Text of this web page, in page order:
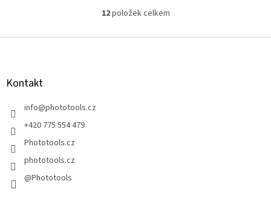
Barva zelená klíčovací.
O
l
12položek celkem
Z
Kontakt
info@phototools.cz
+420 775 554 479
Phototools.cz
phototools.cz
@Phototools